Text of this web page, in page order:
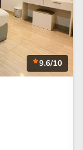
9.6/10